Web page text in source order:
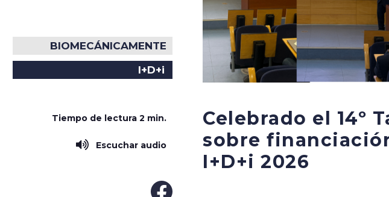
BIOMECÁNICAMENTE
I+D+i
Tiempo de lectura 2 min.
Escuchar audio
Celebrado el 14º
sobre
I+D+i 2026